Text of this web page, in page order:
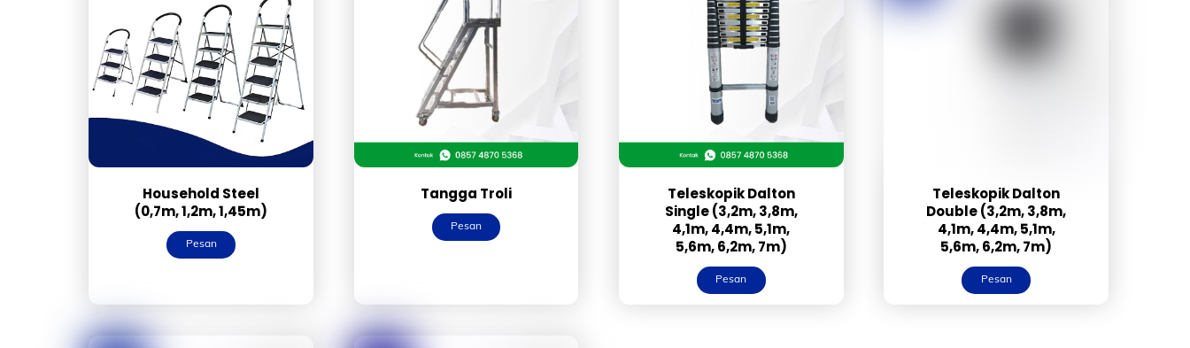
Household Steel
(0,7m, 1,2m, 1,45m)
Pesan
Tangga Troli
Pesan
Teleskopik Dalton
Single (3,2m, 3,8m,
4,1m, 4,4m, 5,1m,
5,6m, 6,2m, 7m)
Pesan
Teleskopik Dalton
Double (3,2m, 3,8m,
4,1m, 4,4m, 5,1m,
5,6m, 6,2m, 7m)
Pesan